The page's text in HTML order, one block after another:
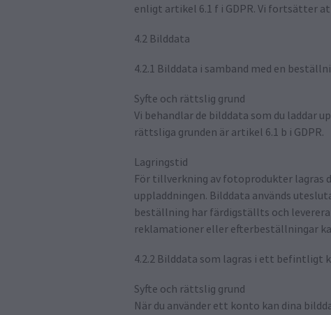
enligt artikel 6.1 f i GDPR. Vi fortsätter
4.2 Bilddata
4.2.1 Bilddata i samband med en
Syfte och rättslig grund
Vi behandlar de bilddata som du laddar
rättsliga grunden är artikel 6.1 b i GDPR.
Lagringstid
För tillverkning av fotoprodukter lagras
uppladdningen. Bilddata används
beställning har färdigställts och
reklamationer eller efterbeställningar
4.2.2 Bilddata som lagras i ett befintligt
Syfte och rättslig grund
När du använder ett konto kan dina